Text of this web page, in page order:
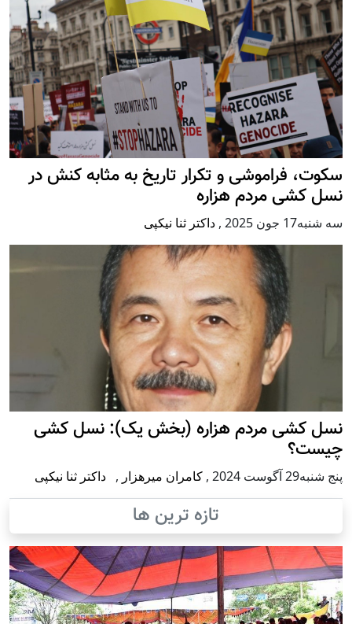
سکوت، فراموشی و تکرار تاريخ به مثابه کنش در
نسل کشی مردم هزاره
سه شنبه17 جون 2025 , داکتر ثنا نیکپی
نسل کشی مردم هزاره (بخش یک): نسل کشی
چیست؟
پنج شنبه29 آگوست 2024 , کامران میرهزار , داکتر ثنا نیکپی
تازه ترین ها